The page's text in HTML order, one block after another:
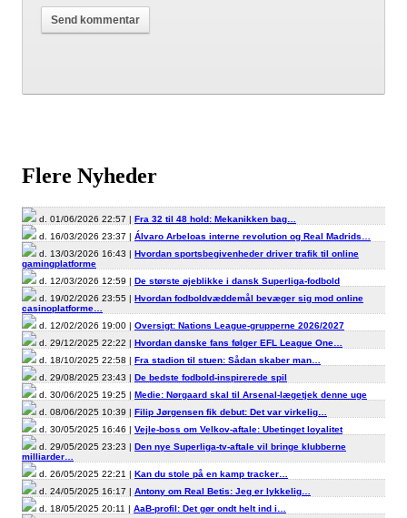
Flere Nyheder
d. 01/06/2026 22:57 | Fra 32 til 48 hold: Mekanikken bag…
d. 16/03/2026 23:37 | Álvaro Arbeloas interne revolution og Real Madrids…
d. 13/03/2026 16:43 | Hvordan sportsbegivenheder driver trafik til online
gamingplatforme
d. 12/03/2026 12:59 | De største øjeblikke i dansk Superliga-fodbold
d. 19/02/2026 23:55 | Hvordan fodboldvæddemål bevæger sig mod online
casinoplatforme…
d. 12/02/2026 19:00 | Oversigt: Nations League-grupperne 2026/2027
d. 29/12/2025 22:22 | Hvordan danske fans følger EFL League One…
d. 18/10/2025 22:58 | Fra stadion til stuen: Sådan skaber man…
d. 29/08/2025 23:43 | De bedste fodbold-inspirerede spil
d. 30/06/2025 19:25 | Medie: Nørgaard skal til Arsenal-lægetjek denne uge
d. 08/06/2025 10:39 | Filip Jørgensen fik debut: Det var virkelig…
d. 30/05/2025 16:46 | Vejle-boss om Velkov-aftale: Ubetinget loyalitet
d. 29/05/2025 23:23 | Den nye Superliga-tv-aftale vil bringe klubberne
milliarder…
d. 26/05/2025 22:21 | Kan du stole på en kamp tracker…
d. 24/05/2025 16:17 | Antony om Real Betis: Jeg er lykkelig…
d. 18/05/2025 20:11 | AaB-profil: Det gør ondt helt ind i…